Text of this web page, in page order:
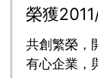
榮獲
共創繁榮，
有心企業，